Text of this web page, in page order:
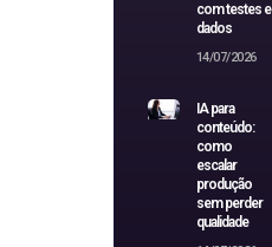
com testes e
dados
14/07/2026
IA para
conteúdo:
como
escalar
produção
sem perder
qualidade